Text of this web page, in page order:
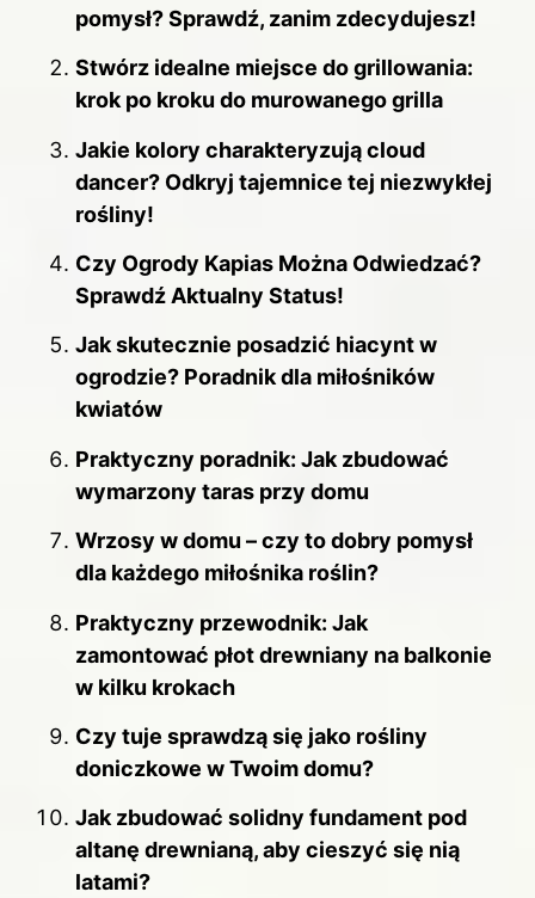
pomysł? Sprawdź, zanim zdecydujesz!
Stwórz idealne miejsce do grillowania:
krok po kroku do murowanego grilla
Jakie kolory charakteryzują cloud
dancer? Odkryj tajemnice tej niezwykłej
rośliny!
Czy Ogrody Kapias Można Odwiedzać?
Sprawdź Aktualny Status!
Jak skutecznie posadzić hiacynt w
ogrodzie? Poradnik dla miłośników
kwiatów
Praktyczny poradnik: Jak zbudować
wymarzony taras przy domu
Wrzosy w domu – czy to dobry pomysł
dla każdego miłośnika roślin?
Praktyczny przewodnik: Jak
zamontować płot drewniany na balkonie
w kilku krokach
Czy tuje sprawdzą się jako rośliny
doniczkowe w Twoim domu?
Jak zbudować solidny fundament pod
altanę drewnianą, aby cieszyć się nią
latami?